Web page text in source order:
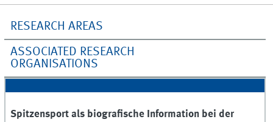
RESEARCH AREAS
ASSOCIATED RESEARCH
ORGANISATIONS
Spitzensport als biografische Information bei der